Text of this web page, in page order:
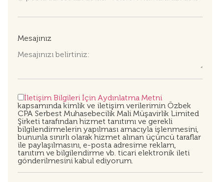
Mesajınız
İletişim Bilgileri İçin Aydınlatma Metni
kapsamında kimlik ve iletişim verilerimin Özbek
CPA Serbest Muhasebecilik Mali Müşavirlik Limited
Şirketi tarafından hizmet tanıtımı ve gerekli
bilgilendirmelerin yapılması amacıyla işlenmesini,
bununla sınırlı olarak hizmet alınan üçüncü taraflar
ile paylaşılmasını, e-posta adresime reklam,
tanıtım ve bilgilendirme vb. ticari elektronik ileti
gönderilmesini kabul ediyorum.